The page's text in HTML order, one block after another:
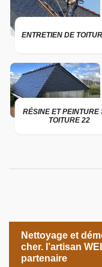
ENTRETIEN DE
RÉSINE ET PEINTURE
TOITURE 22
Nettoyage et
cher. l’artisan
partenaire